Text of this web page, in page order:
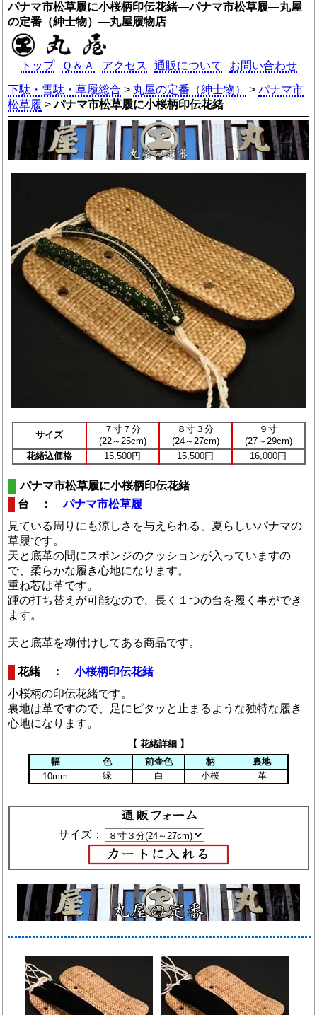
パナマ市松草履に小桜柄印伝花緒―パナマ市松草履―丸屋
の定番（紳士物）―丸屋履物店
トップ Ｑ＆Ａ アクセス 通販について
お問い合わせ
下駄・雪駄・草履総合 > 丸屋の定番（紳士物） >パナマ市
松草履 >パナマ市松草履に小桜柄印伝花緒
サイズ
７寸７分
(22～25cm)
８寸３分
(24～27cm)
９寸
(27～29cm)
花緒込価格
15,500円 15,500円 16,000円
パナマ市松草履に小桜柄印伝花緒
台 ：パナマ市松草履
見ている周りにも涼しさを与えられる、夏らしいパナマの
草履です。
天と底革の間にスポンジのクッションが入っていますの
で、柔らかな履き心地になります。
重ね芯は革です。
踵の打ち替えが可能なので、長く１つの台を履く事ができ
ます。
天と底革を糊付けしてある商品です。
花緒 ：小桜柄印伝花緒
小桜柄の印伝花緒です。
裏地は革ですので、足にピタッと止まるような独特な履き
心地になります。
【 花緒詳細 】
幅
色 前壷色 柄
裏地
10mm
緑 白 小桜 革
サイズ：